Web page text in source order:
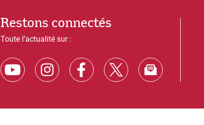
Restons connectés
Toute l’actualité sur :